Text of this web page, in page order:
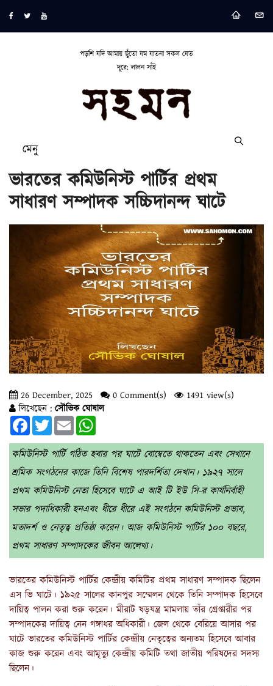
পড়শি যদি আমায় ছুঁতো যম যাতনা সকল যেত
দূরে: লালন সাঁই
মেনু
ভারতের কমিউনিস্ট পার্টির প্রথম
সাধারণ সম্পাদক সচ্চিদানন্দ ঘাটে
26 December, 2025 0 Comment(s)
1491 view(s)
লিখেছেন : সৌভিক ঘোষাল
FacebookTwitterEmail
কমিউনিস্ট পার্টি গঠিত হবার পর ঘাটে বোম্বেতে থাকতেন এবং সেখানে
শ্রমিক সংগঠনের কাজে তিনি বিশেষ পারদর্শিতা দেখান। ১৯২৭ সালে
প্রথম কমিউনিস্ট নেতা হিসেবে ঘাটে এ আই টি ইউ সি-র কার্যনির্বাহী
সভার পদাধিকারী হনএবং ধীরে ধীরে এই সংগঠনে কমিউনিস্ট প্রভাব,
মতাদর্শ ও নেতৃত্ব প্রতিষ্ঠা করেন। আজ কমিউনিস্ট পার্টির ১০০ বছরে,
প্রথম সাধারণ সম্পাদকের জীবন আলেখ্য।
ভারতের কমিউনিস্ট পার্টির কেন্দ্রীয় কমিটির প্রথম সাধারণ সম্পাদক ছিলেন
এস ভি ঘাটে। ১৯২৫ সালের কানপুর সম্মেলন থেকে তিনি সম্পাদক হিসেবে
দায়িত্ব পালন করা শুরু করেন। মীরাট ষড়যন্ত্র মামলায় তাঁর গ্রেপ্তারীর পর
সম্পাদকের দায়িত্ব নেন গঙ্গাধর অধিকারী। জেল থেকে বেরিয়ে আসার পর
ঘাটে ভারতের কমিউনিস্ট পার্টির কেন্দ্রীয় নেতৃত্বের অন্যতম হিসেবে আবার
কাজ শুরু করেন এবং আমৃত্যু কেন্দ্রীয় কমিটি তথা জাতীয় পরিষদের সদস্য
ছিলেন।